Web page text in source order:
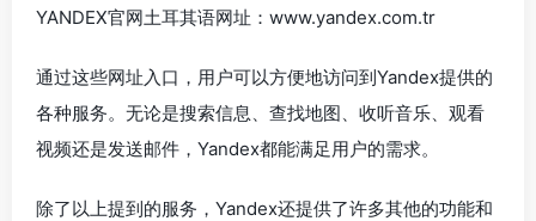
YANDEX官网土耳其语网址：www.yandex.com.tr
通过这些网址入口，用户可以方便地访问到Yandex提供的
各种服务。无论是搜索信息、查找地图、收听音乐、观看
视频还是发送邮件，Yandex都能满足用户的需求。
除了以上提到的服务，Yandex还提供了许多其他的功能和